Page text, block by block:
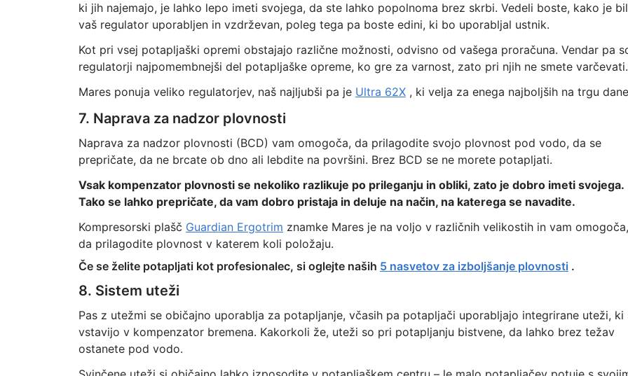
ki jih najemajo, je lahko lepo imeti svojega, da ste lahko popolnoma brez skrbi. Vedeli boste, kako je bil
vaš regulator uporabljen in vzdrževan, poleg tega pa boste edini, ki bo uporabljal ustnik.
Kot pri vsej potapljaški opremi obstajajo različne možnosti, odvisno od vašega proračuna. Vendar pa
regulatorji najpomembnejši del potapljaške opreme, ko gre za varnost, zato pri njih ne smete varčevati.
Mares ponuja veliko regulatorjev, naš najljubši pa je Ultra 62X, ki velja za enega najboljših na trgu
7. Naprava za nadzor plovnosti
Naprava za nadzor plovnosti (BCD) vam omogoča, da prilagodite svojo plovnost pod vodo, da se
prepričate, da ne brcate ob dno ali lebdite na površini. Brez BCD se ne morete potapljati.
Vsak kompenzator plovnosti se nekoliko razlikuje po prileganju in obliki, zato je dobro imeti svojega.
Tako se lahko prepričate, da vam dobro pristaja in deluje na način, na katerega se navadite.
Kompresorski plašč Guardian Ergotrim znamke Mares je na voljo v različnih velikostih in vam omogoča,
da prilagodite plovnost v katerem koli položaju.
Če se želite potapljati kot profesionalec, si oglejte naših 5 nasvetov za izboljšanje plovnosti .
8. Sistem uteži
Pas z utežmi se običajno uporablja za potapljanje, včasih pa potapljači uporabljajo integrirane uteži, ki
vstavijo v kompenzator bremena. Kakorkoli že, uteži so pri potapljanju bistvene, da lahko brez težav
ostanete pod vodo.